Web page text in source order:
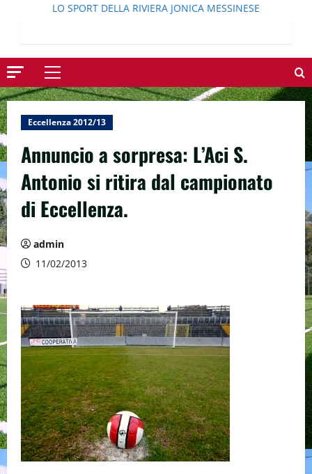
LO SPORT DELLA RIVIERA JONICA MESSINESE
Menu
principale
Eccellenza 2012/13
Annuncio a sorpresa: L’Aci S.
Antonio si ritira dal campionato
di Eccellenza.
admin
11/02/2013